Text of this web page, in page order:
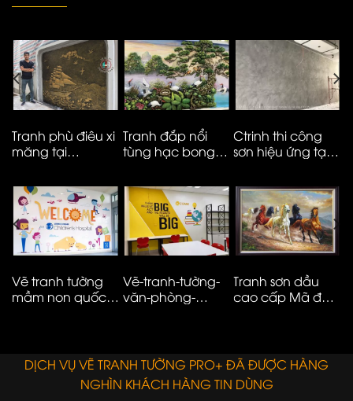
Tranh phù điêu xi
măng tại
City
Tranh đắp nổi
tùng hạc bong
Ctrinh thi công
sơn hiệu ứng tại
Vẽ tranh tường
mầm non quốc
Vẽ-tranh-tường-
văn-phòng-
Tranh sơn dầu
cao cấp Mã đáo
DỊCH VỤ VẼ TRANH TƯỜNG PRO+ ĐÃ ĐƯỢC HÀNG
NGHÌN KHÁCH HÀNG TIN DÙNG